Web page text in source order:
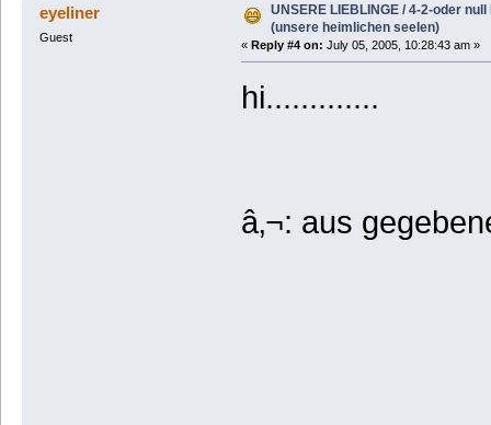
eyeliner
Guest
UNSERE LIEBLINGE / 4-2-oder
(unsere heimlichen seelen)
« Reply #4 on: July 05, 2005, 10:28:43 am »
hi.............
â‚¬: aus